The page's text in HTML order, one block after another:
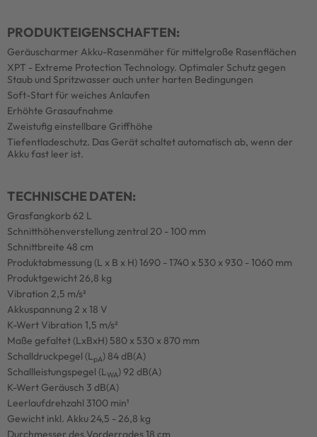
PRODUKTEIGENSCHAFTEN:
Geräuscharmer Akku-Rasenmäher für mittelgroße Rasenflächen
XPT - Extreme Protection Technology. Optimaler Schutz gegen
Staub und Spritzwasser auch unter harten Bedingungen
Soft-Start für weiches Anlaufen
Erhöhte Grasaufnahme
Zweistufig einstellbare Griffhöhe
Tiefentladeschutz. Das Gerät schaltet automatisch ab, wenn der
Akku fast leer ist.
TECHNISCHE DATEN:
Grasfangkorb 62 L
Schnitthöhenverstellung zentral 20 - 100 mm
Schnittbreite 48 cm
Produktabmessung (L x B x H) 1690 - 1740 x 530 x 930 - 1060 mm
Produktgewicht 26,8 kg
Vibration 2,5 m/s²
Akkuspannung 2 x 18 V
K-Wert Vibration 1,5 m/s²
Maße gefaltet (LxBxH) 580 x 530 x 870 mm
Schalldruckpegel (LpA) 84 dB(A)
Schallleistungspegel (LWA) 92 dB(A)
K-Wert Geräusch 3 dB(A)
Leerlaufdrehzahl 3100 min¹
Gewicht inkl. Akku 24,5 - 26,8 kg
Durchmesser des Vorderrades 18 cm